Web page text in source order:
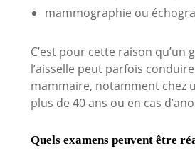
mammographie ou
C’est pour cette raison qu’un
l’aisselle peut parfois
mammaire, notamment chez
plus de 40 ans ou en cas
Quels examens peuvent être